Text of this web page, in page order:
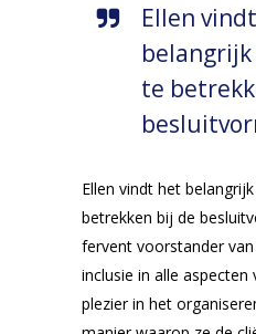
Ellen
te
Ellen vindt het
betrekken bij de
fervent voorstander
inclusie in alle aspecten
plezier in het